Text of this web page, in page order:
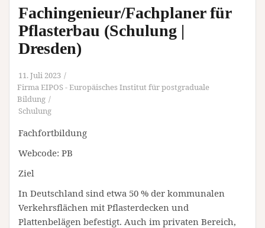
Fachingenieur/Fachplaner für
Pflasterbau (Schulung |
Dresden)
11. Juli 2023
Firma EIPOS - Europäisches Institut für postgraduale
Bildung
Schulung
Fachfortbildung
Webcode: PB
Ziel
In Deutschland sind etwa 50 % der kommunalen
Verkehrsflächen mit Pflasterdecken und
Plattenbelägen befestigt. Auch im privaten Bereich,